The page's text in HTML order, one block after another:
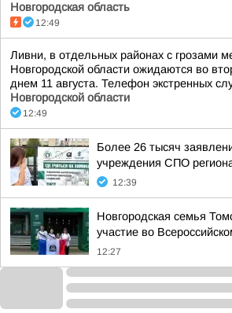
Новгородская область
12:49
Ливни, в отдельных районах с грозами
Новгородской области ожидаются во
днем 11 августа. Телефон экстренных
Новгородской области
12:49
Более 26 тысяч
учреждения СПО
12:39
Новгородская семья
участие во
12:27